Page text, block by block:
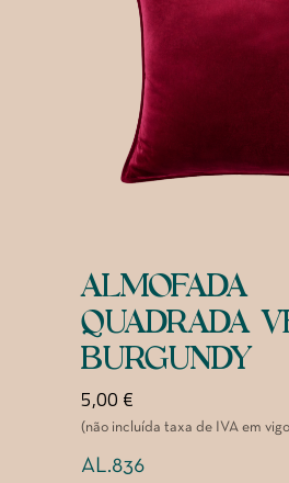
ALMOFADA
QUADRADA
BURGUNDY
5,00 €
(não incluída taxa de IVA em
AL.836